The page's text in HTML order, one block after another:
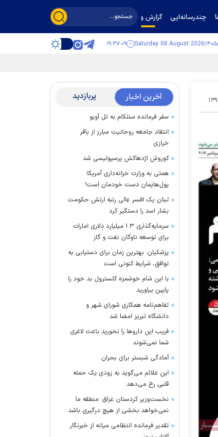
چندرسانه‌ایی گزارش و گفت‌وگو
Saturday 08 August 2026 ۱۹:۳۷:۱۰
۱۷ آخرین اخبار پربازدید
سفر فرمانده سنتکام به تل آویو
انتقاد جامعه روحانیت مبارز از باقر
خرازی
کوروش اژدهاکش پرسپولیسی شد
همتی به وزارت خزانه‌داری آمریکا:
پول‌هایمان دست خودمان است!
لبنان یک افسر عالی رتبه ارتش حکومت
بشار اسد را دستگیر کرد
سرمایه‌گذاری ۱.۳ میلیارد دلاری امارات
برای توسعه ناوگان نفت و گاز
پزشکیان: بهترین زمان برای دستیابی به
توافق، شرایط کنونی است
با این شام خوشمزه کلسترول بد خود را
پایین بیاورید
تفاهم‌نامه همکاری شورای شهر و
دانشگاه تبریز امضا شد
فریب این دارو‌ها را نخورید باعث لاغری
شما نمی‌شوند
آمادگی شبستر برای بحران
این علائم می‌گوید به زودی یک حمله
قلبی رخ می‌دهد
نخست‌وزیر کردستان عراق: منطقه ما
نمی‌خواهد بخشی از هیچ درگیری باشد
تقدیر فرمانده انتظامی میانه از خبرنگار